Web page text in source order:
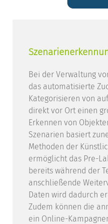
Bei der Verwaltung
das automatisierte
Kategorisieren von
direkt vor Ort einen
Erkennen von
Szenarien basiert
Methoden der
ermöglicht das Pre-
bereits während der
anschließende
Daten wird dadurch
Zudem können die
ein Online-